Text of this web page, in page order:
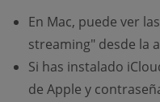
En Mac, puede ver
streaming" desde la
Si has instalado
de Apple y